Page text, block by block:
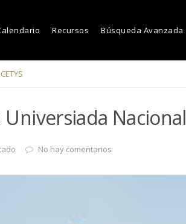
Recursos Búsqueda Avanzada
Nacional
No hay comentarios